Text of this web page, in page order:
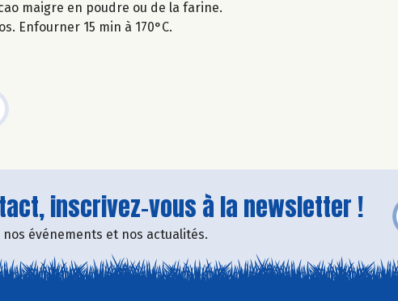
maigre en poudre ou de la farine.
Enfourner 15 min à 170°C.
inscrivez-vous à la newsletter !
événements et nos actualités.